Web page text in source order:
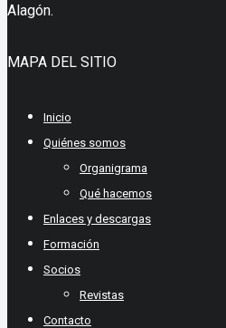
Alagón.
MAPA DEL SITIO
Inicio
Quiénes somos
Organigrama
Qué hacemos
Enlaces y descargas
Formación
Socios
Revistas
Contacto